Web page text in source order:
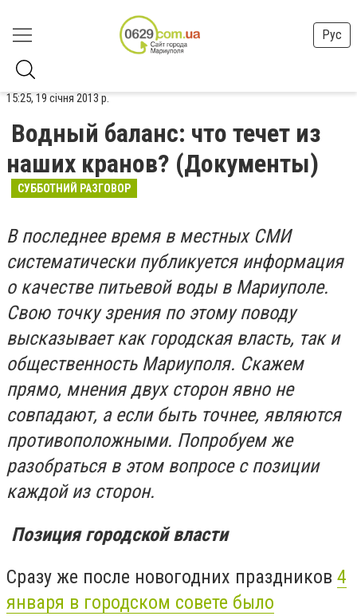
Рус
15:25, 19 січня 2013 р.
Водный баланс: что течет из
наших кранов? (Документы)
СУББОТНИЙ РАЗГОВОР
В последнее время в местных СМИ
систематически публикуется информация
о качестве питьевой воды в Мариуполе.
Свою точку зрения по этому поводу
высказывает как городская власть, так и
общественность Мариуполя. Скажем
прямо, мнения двух сторон явно не
совпадают, а если быть точнее, являются
противоположными. Попробуем же
разобраться в этом вопросе с позиции
каждой из сторон.
Позиция городской власти
Сразу же после новогодних праздников 4
января в городском совете было